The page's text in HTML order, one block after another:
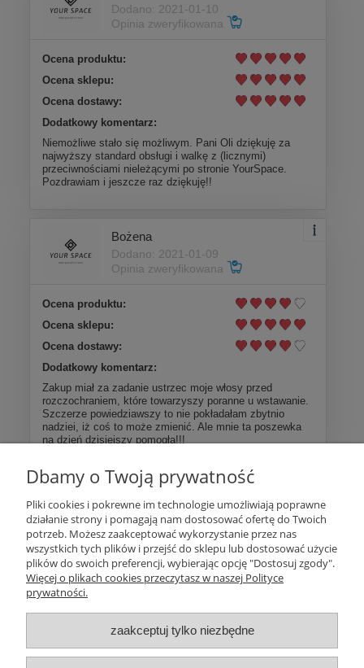
Dodano: 2021-01-10
Opinia zweryfikowana
Ocena produktu:
Ocena sklepu:
Ocena dostawy:
Dodatkowy komentarz:
Niemożliwe stało się możliwym. Pani Oli dziękuję za
najwyższy standard obsługi i walkę z (licznymi)
przeciwnościami nieleżącymi po stronie YourSpace.
Pozdrawiam i jeszcze raz dziękuję!!
Bożena
Dodano: 2021-01-09
Opinia zweryfikowana
Ocena produktu:
Ocena sklepu:
Ocena dostawy:
Dodatkowy komentarz:
Zakup miał za zadanie ustrzec moje włosy przed
rozczochraniem, które towarzyszy poranne u wstawanie.
Szczerze powiedziawszy to nie pokładałam zbytnio
nadziei, iż coś to może zmienić. Ale mnie ta poszewka
na dzień dzisiejszy pomogła!!!
Więcej opinii
Pomoc
Moje konto
Płatności i dostawa
Informacje
Dbamy o Twoją prywatność
Pliki cookies i pokrewne im technologie umożliwiają poprawne
działanie strony i pomagają nam dostosować ofertę do Twoich
potrzeb. Możesz zaakceptować wykorzystanie przez nas
wszystkich tych plików i przejść do sklepu lub dostosować użycie
plików do swoich preferencji, wybierając opcję "Dostosuj zgody".
Więcej o plikach cookies przeczytasz w naszej Polityce
prywatności.
zaakceptuj tylko niezbędne